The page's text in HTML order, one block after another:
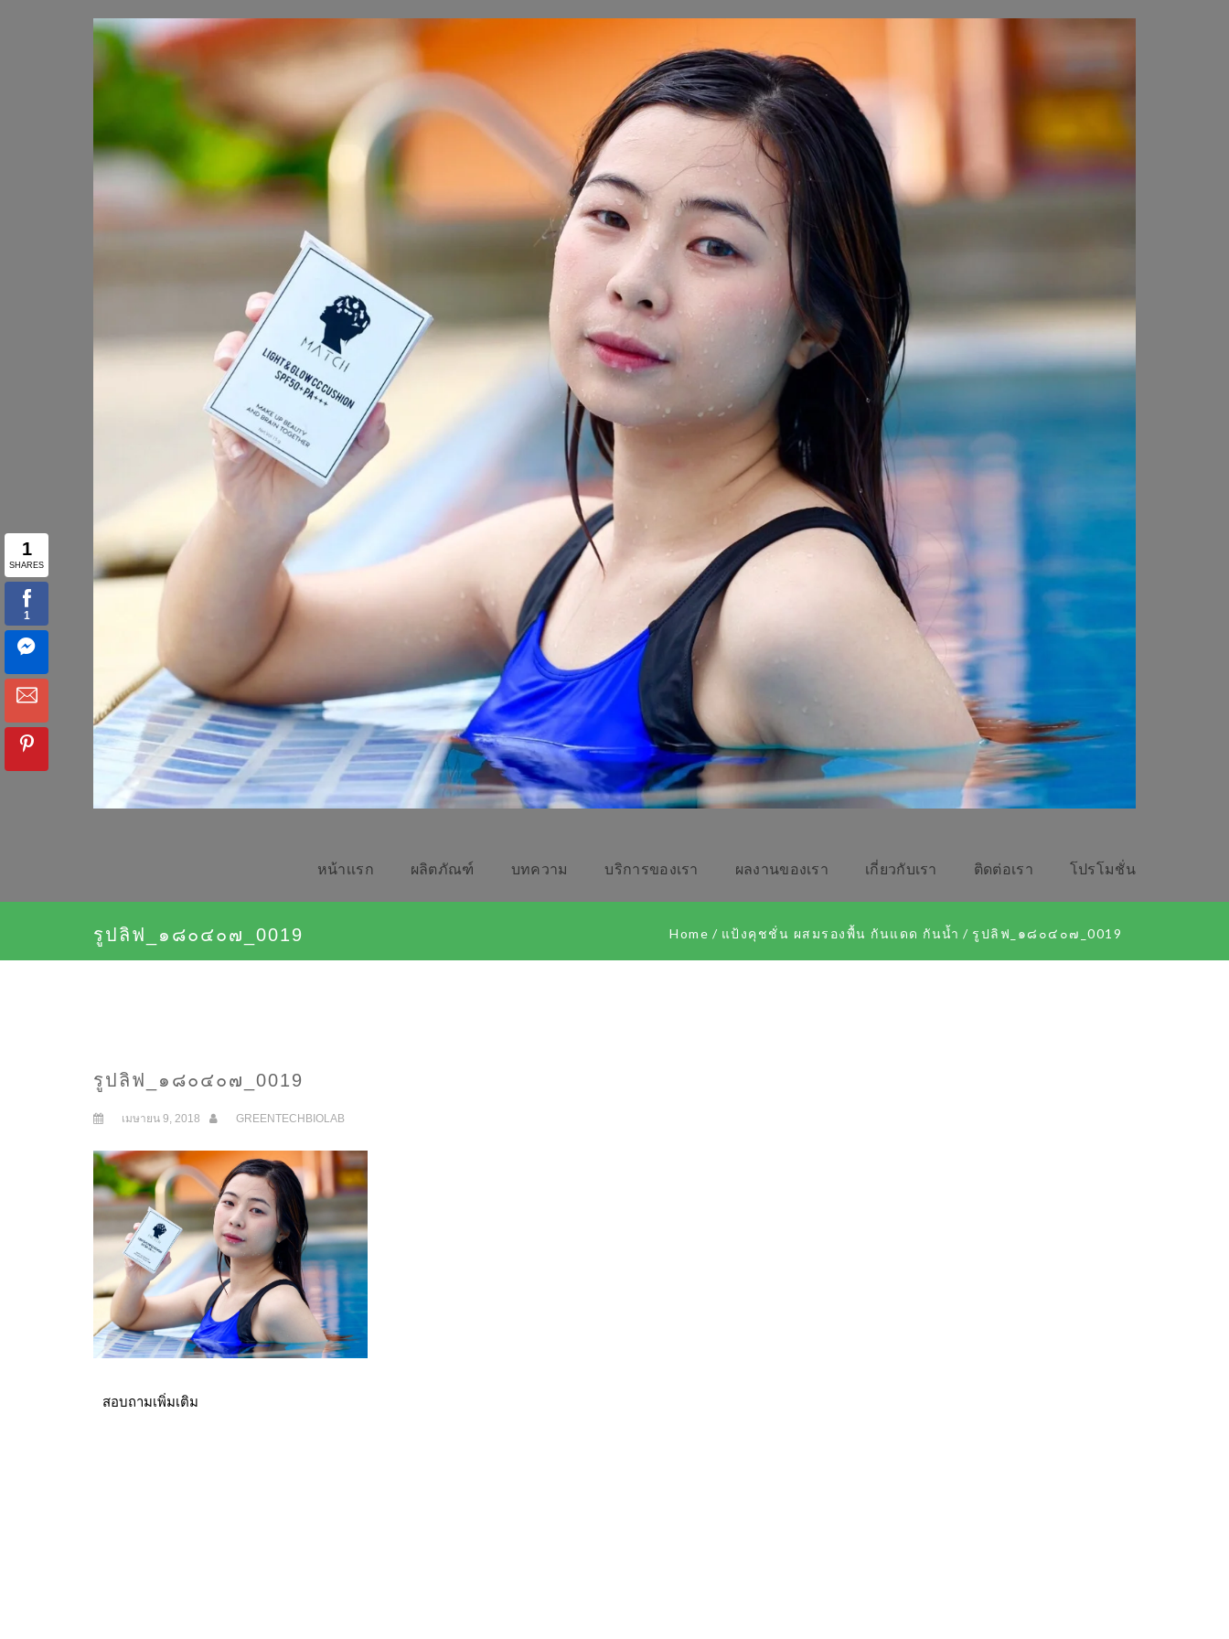
หน้าเเรก ผลิตภัณฑ์ บทความ บริการของเรา ผลงานของเรา เกี่ยวกับเรา ติดต่อเรา โปรโมชั่น
รูปลิฟ_๑๘๐๔๐๗_0019 Home / แป้งคุชชั่น ผสมรองพื้น กันแดด กันน้ำ / รูปลิฟ_๑๘๐๔๐๗_0019
รูปลิฟ_๑๘๐๔๐๗_0019
เมษายน 9, 2018 GREENTECHBIOLAB
สอบถามเพิ่มเติม